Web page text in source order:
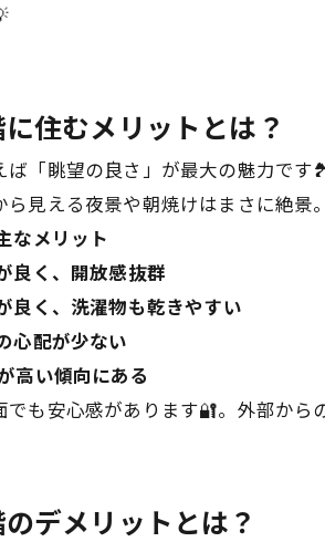
住むメリットとは？
ば「眺望の良さ」が最大の魅力で
ら見える夜景や朝焼けはまさに絶景
なメリット
良く、開放感抜群
良く、洗濯物も乾きやすい
心配が少ない
高い傾向にある
でも安心感があります🔐。外部から
デメリットとは？